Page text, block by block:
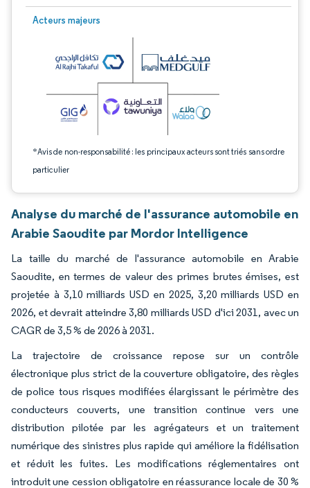
Acteurs majeurs
*Avis de non-responsabilité : les principaux acteurs sont triés sans ordre
particulier
Image © Mordor Intelligence. La réutilisation nécessite une attribution sous CC
Analyse du marché de l'assurance automobile en
Arabie Saoudite par Mordor Intelligence
La taille du marché de l'assurance automobile en Arabie
Saoudite, en termes de valeur des primes brutes émises, est
projetée à 3,10 milliards USD en 2025, 3,20 milliards USD en
2026, et devrait atteindre 3,80 milliards USD d'ici 2031, avec un
CAGR de 3,5 % de 2026 à 2031.
La trajectoire de croissance repose sur un contrôle
électronique plus strict de la couverture obligatoire, des règles
de police tous risques modifiées élargissant le périmètre des
conducteurs couverts, une transition continue vers une
distribution pilotée par les agrégateurs et un traitement
numérique des sinistres plus rapide qui améliore la fidélisation
et réduit les fuites. Les modifications réglementaires ont
introduit une cession obligatoire en réassurance locale de 30 %